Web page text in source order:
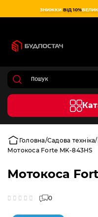
ЗНИЖКИ ВІД 10%
Головна Садова техніка
Мотокоса Forte MK-843HS
Мотокоса
0